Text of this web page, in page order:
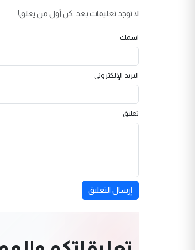
لا توجد تعليقات بعد. كن أول من يعلق!
اسمك
البريد الإلكتروني
تعليق
إرسال التعليق